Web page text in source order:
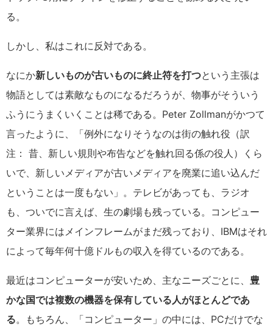
る。
しかし、私はこれに反対である。
なにか新しいものが古いものに終止符を打つという主張は
物語としては素敵なものになるだろうが、物事がそういう
ふうにうまくいくことは稀である。Peter Zollmanがかつて
言ったように、「例外になりそうなのは街の触れ役（訳
注： 昔、新しい規則や布告などを触れ回る係の役人）くら
いで、新しいメディアが古いメディアを廃業に追い込んだ
ということは一度もない」。テレビがあっても、ラジオ
も、ついでに言えば、生の劇場も残っている。コンピュー
ター業界にはメインフレームがまだ残っており、IBMはそれ
によって毎年何十億ドルもの収入を得ているのである。
最近はコンピューターが安いため、主なニーズごとに、 豊
かな国では複数の機器を保有している人がほとんどであ
る。もちろん、「コンピューター」の中には、PCだけでな